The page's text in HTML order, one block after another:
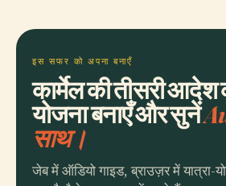
इस सफर को अपना बनाएँ
कार्मेल की तीसरी
योजना बनाएँ और सुनें
साथ।
जेब में ऑडियो गाइड, ब्राउज़र में यात्रा-